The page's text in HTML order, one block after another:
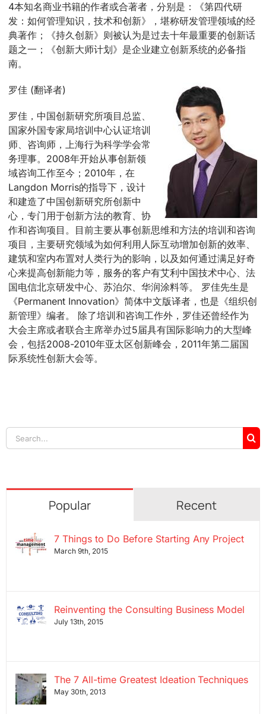
4本知名商业书籍的作者或合著者，分别是：《第四代研
发：如何管理知识，技术和创新》，堪称研发管理领域的经
典著作；《持久创新》则被认为是过去十年最重要的创新话
题之一；《创新大师计划》是企业建立创新系统的必备指
南。
罗佳 (翻译者)
罗佳，中国创新研究所项目总监、
国家外国专家局培训中心认证培训
师、咨询师，上海行为科学学会常
务理事。2008年开始从事创新领
域咨询工作至今；2010年，在
Langdon Morris的指导下，设计
和建造了中国创新研究所创新中
心，专门用于创新方法的教育、协
作和咨询项目。目前主要从事创新思维和方法的培训和咨询
项目，主要研究领域为如何利用人际互动增加创新的效率、
建筑和室内布置对人类行为的影响，以及如何通过满足好奇
心来提高创新能力等，服务的客户有艾利中国技术中心、法
国电信北京研发中心、苏泊尔、华润涂料等。 罗佳先生是
《Permanent Innovation》简体中文版译者，也是《组织创
新管理》编者。 除了培训和咨询工作外，罗佳还曾经作为
大会主席或者联合主席举办过5届具有国际影响力的大型峰
会，包括2008-2010年亚太区创新峰会，2011年第二届国
际系统性创新大会等。
Search
for:
Popular Recent
7 Things to Do Before Starting Any Project
March 9th, 2015
Reinventing the Consulting Business Model
July 13th, 2015
The 7 All-time Greatest Ideation Techniques
May 30th, 2013